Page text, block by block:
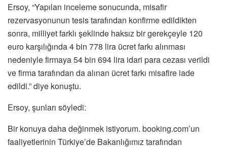
Ersoy, “Yapılan inceleme sonucunda, misafir
rezervasyonunun tesis tarafından konfirme edildikten
sonra, milliyet farklı şeklinde haksız bir gerekçeyle 120
euro karşılığında 4 bin 778 lira ücret farkı alınması
nedeniyle firmaya 54 bin 694 lira idari para cezası verildi
ve firma tarafından da alınan ücret farkı misafire iade
edildi.” diye konuştu.
Ersoy, şunları söyledi:
Bir konuya daha değinmek istiyorum. booking.com’un
faaliyetlerinin Türkiye’de Bakanlığımız tarafından